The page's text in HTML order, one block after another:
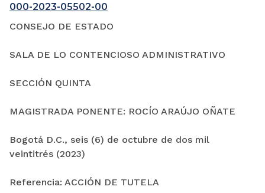
000-2023-05502-00
CONSEJO DE ESTADO
SALA DE LO CONTENCIOSO ADMINISTRATIVO
SECCIÓN QUINTA
MAGISTRADA PONENTE: ROCÍO ARAÚJO OÑATE
Bogotá D.C., seis (6) de octubre de dos mil
veintitrés (2023)
Referencia: ACCIÓN DE TUTELA